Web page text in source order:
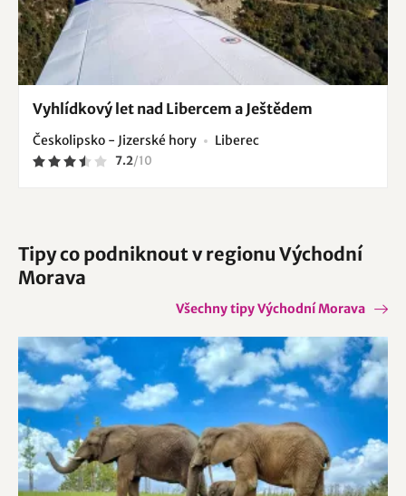
Vyhlídkový let nad Libercem a Ještědem
Českolipsko - Jizerské hory Liberec
7.2/10
Tipy co podniknout v regionu Východní
Morava
Všechny tipy Východní Morava